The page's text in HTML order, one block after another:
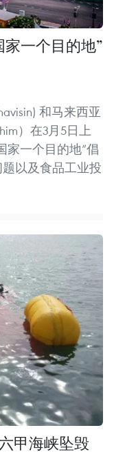
一个目的地”
和马来西亚
）在3月5日上
家一个目的地”倡
以及食品工业投
甲海峡坠毁